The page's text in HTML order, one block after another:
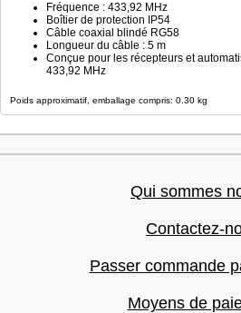
Fréquence : 433,92 MHz
Boîtier de protection IP54
Câble coaxial blindé RG58
Longueur du câble : 5 m
Conçue pour les récepteurs et
433,92 MHz
Poids approximatif, emballage compris: 0.30 kg
Qui sommes
Contactez-
Passer commande
Moyens de